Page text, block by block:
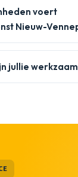
voert
Nieuw-
jullie